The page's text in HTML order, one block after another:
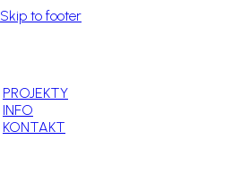
Skip to footer
PROJEKTY
INFO
KONTAKT